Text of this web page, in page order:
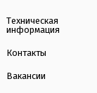
Техническая
информация
Контакты
Вакансии